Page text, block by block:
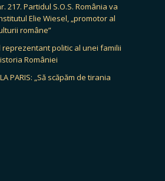
217. Partidul S.O.S. România va
Elie Wiesel, „promotor al
române”
reprezentant politic al unei familii
României
LA PARIS: „Să scăpăm de tirania